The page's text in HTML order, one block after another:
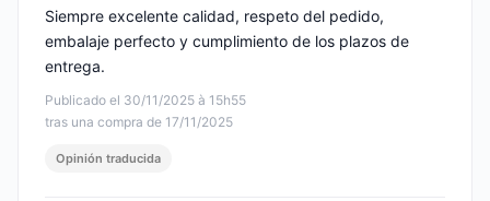
Publicado el 30/11/2025 à 15h55
tras una compra de 17/11/2025
Siempre excelente calidad, respeto del pedido,
embalaje perfecto y cumplimiento de los plazos de
entrega.
Opinión traducida